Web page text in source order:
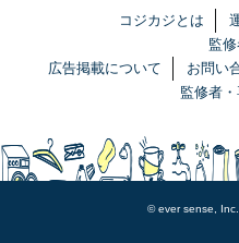
コジカジとは
監
広告掲載について
お問い
監修者
© ever sense, Inc.